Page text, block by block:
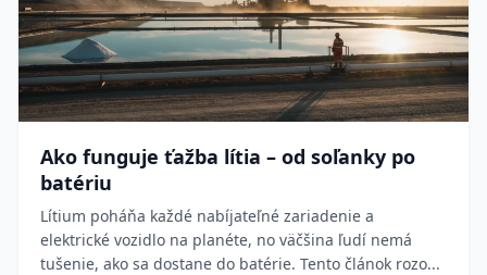
Ako funguje ťažba lítia – od soľanky po
batériu
Lítium poháňa každé nabíjateľné zariadenie a
elektrické vozidlo na planéte, no väčšina ľudí nemá
tušenie, ako sa dostane do batérie. Tento článok rozo...